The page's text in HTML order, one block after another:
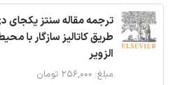
ترجمه مقاله سنتز یکجای
طریق کاتالیز سازگار با
الزویر
مبلغ: ۲۵۶,۰۰۰ تومان